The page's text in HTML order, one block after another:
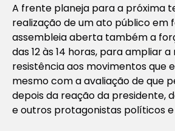
A frente planeja para a próxima
realização de um ato público em
assembleia aberta também a
das 12 às 14 horas, para ampliar
resistência aos movimentos que
mesmo com a avaliação de que
depois da reação da presidente,
e outros protagonistas políticos e